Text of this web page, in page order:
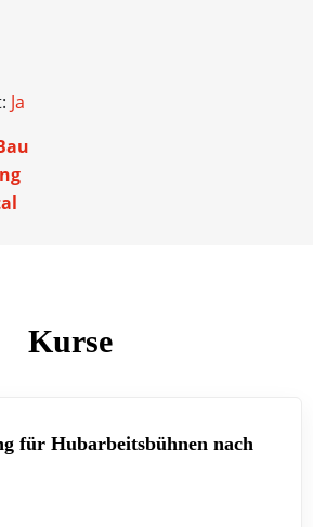
Ja
Kurse
für Hubarbeitsbühnen nach